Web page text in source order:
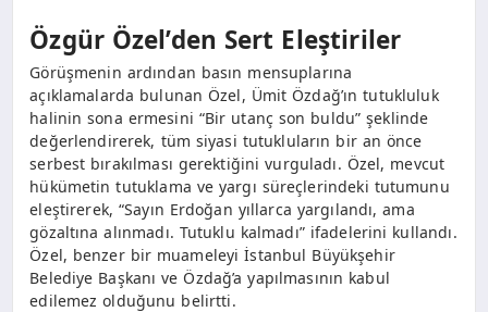
Özgür Özel’den Sert Eleştiriler
Görüşmenin ardından basın mensuplarına
açıklamalarda bulunan Özel, Ümit Özdağ’ın tutukluluk
halinin sona ermesini “Bir utanç son buldu” şeklinde
değerlendirerek, tüm siyasi tutukluların bir an önce
serbest bırakılması gerektiğini vurguladı. Özel, mevcut
hükümetin tutuklama ve yargı süreçlerindeki tutumunu
eleştirerek, “Sayın Erdoğan yıllarca yargılandı, ama
gözaltına alınmadı. Tutuklu kalmadı” ifadelerini kullandı.
Özel, benzer bir muameleyi İstanbul Büyükşehir
Belediye Başkanı ve Özdağ’a yapılmasının kabul
edilemez olduğunu belirtti.